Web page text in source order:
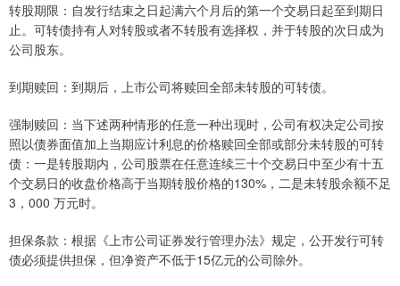
转股期限：自发行结束之日起满六个月后的第一个交易日起至到期日
止。可转债持有人对转股或者不转股有选择权，并于转股的次日成为
公司股东。
到期赎回：到期后，上市公司将赎回全部未转股的可转债。
强制赎回：当下述两种情形的任意一种出现时，公司有权决定公司按
照以债券面值加上当期应计利息的价格赎回全部或部分未转股的可转
债：一是转股期内，公司股票在任意连续三十个交易日中至少有十五
个交易日的收盘价格高于当期转股价格的130%，二是未转股余额不足
3，000 万元时。
担保条款：根据《上市公司证券发行管理办法》规定，公开发行可转
债必须提供担保，但净资产不低于15亿元的公司除外。